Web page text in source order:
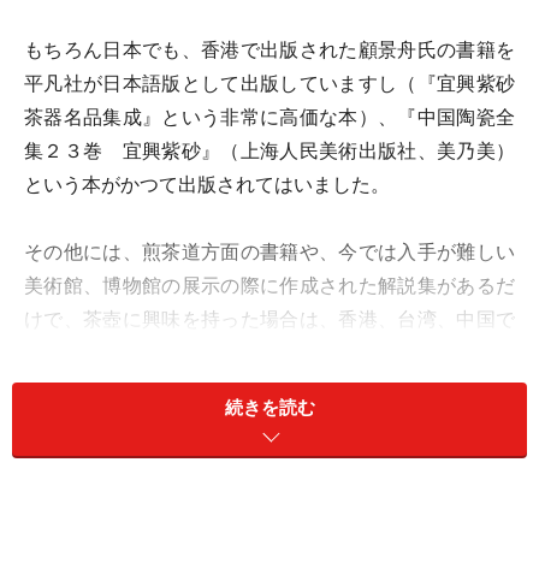
もちろん日本でも、香港で出版された顧景舟氏の書籍を
平凡社が日本語版として出版していますし（『宜興紫砂
茶器名品集成』という非常に高価な本）、『中国陶瓷全
集２３巻 宜興紫砂』（上海人民美術出版社、美乃美）
という本がかつて出版されてはいました。
その他には、煎茶道方面の書籍や、今では入手が難しい
美術館、博物館の展示の際に作成された解説集があるだ
けで、茶壺に興味を持った場合は、香港、台湾、中国で
そんな中、新しく出版されたこの『極める紫砂茶壺』
は、茶壺好きならず、中国茶フリークには待望の一冊と
続きを読む